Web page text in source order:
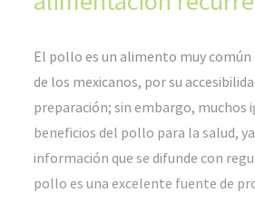
El pollo es un alimento muy
de los mexicanos, por su
preparación; sin embargo, muchos
beneficios del pollo para la salud,
información que se difunde con
pollo es una excelente fuente de